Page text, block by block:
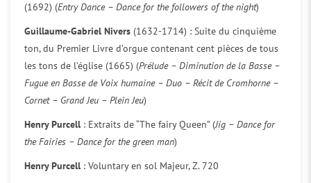
(1692) (Entry Dance – Dance for the followers of the night)
Guillaume-Gabriel Nivers (1632-1714) : Suite du cinquième
ton, du Premier Livre d’orgue contenant cent pièces de tous
les tons de l’église (1665) (Prélude – Diminution de la Basse –
Fugue en Basse de Voix humaine – Duo – Récit de Cromhorne –
Cornet – Grand Jeu – Plein Jeu)
Henry Purcell : Extraits de “The fairy Queen” (Jig – Dance for
the Fairies – Dance for the green man)
Henry Purcell : Voluntary en sol Majeur, Z. 720